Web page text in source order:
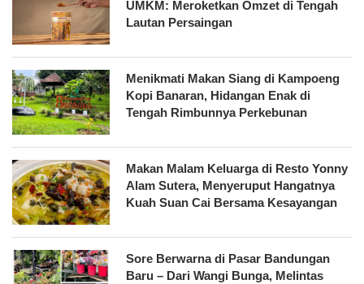
UMKM: Meroketkan Omzet di Tengah
Lautan Persaingan
Menikmati Makan Siang di Kampoeng
Kopi Banaran, Hidangan Enak di
Tengah Rimbunnya Perkebunan
Makan Malam Keluarga di Resto Yonny
Alam Sutera, Menyeruput Hangatnya
Kuah Suan Cai Bersama Kesayangan
Sore Berwarna di Pasar Bandungan
Baru – Dari Wangi Bunga, Melintas